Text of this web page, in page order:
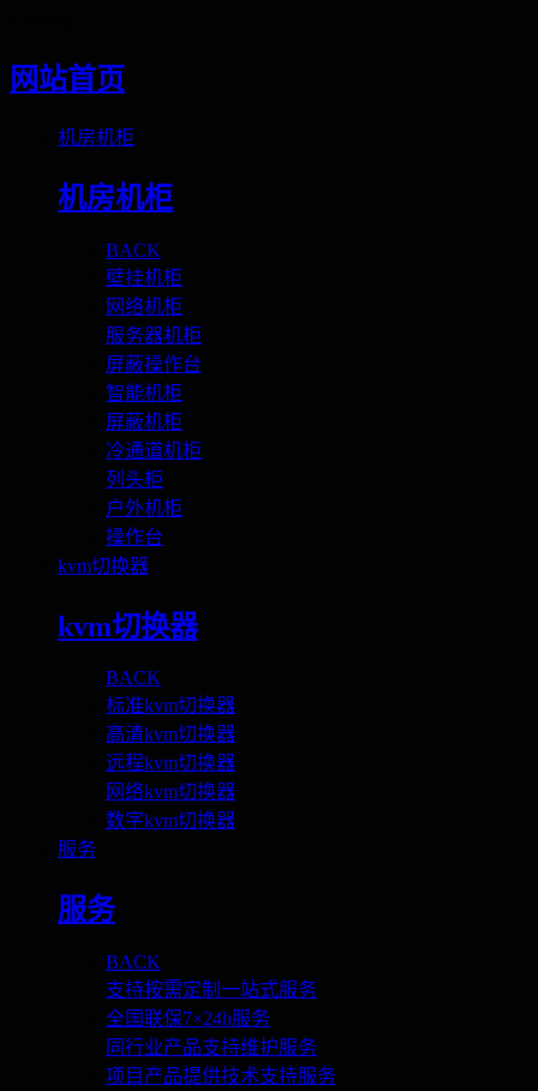
网站首页
机房机柜
机房机柜
BACK
壁挂机柜
网络机柜
服务器机柜
屏蔽操作台
智能机柜
屏蔽机柜
冷通道机柜
列头柜
户外机柜
操作台
kvm切换器
kvm切换器
BACK
标准kvm切换器
高清kvm切换器
远程kvm切换器
网络kvm切换器
数字kvm切换器
服务
服务
BACK
支持按需定制一站式服务
全国联保7×24h服务
同行业产品支持维护服务
项目产品提供技术支持服务